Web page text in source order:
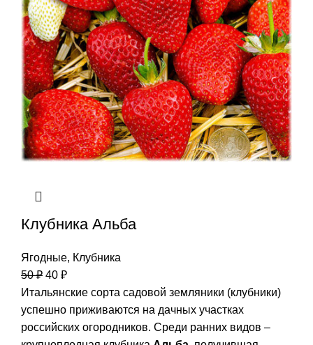
Клубника Альба
Ягодные, Клубника
50₽ 40 ₽
Итальянские сорта садовой земляники (клубники)
успешно приживаются на дачных участках
российских огородников. Среди ранних видов –